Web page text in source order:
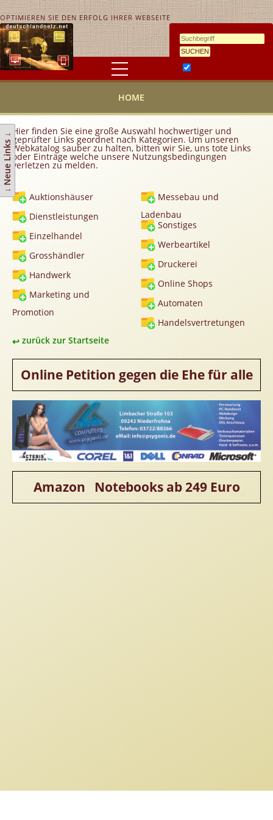
OPTIMIEREN SIE DEN ERFOLG IHRER WEBSEITE
AGB
Link hinzufügen
Eintrag ändern
Newsletter
Werbedienstleistungen
Handy Tarifvergleich
Partner
Homepageerstellung
Webkatalog
Linkaufbau
HOME
Hier finden Sie eine große Auswahl hochwertiger und
geprüfter Links geordnet nach Kategorien. Um unseren
Webkatalog sauber zu halten, bitten wir Sie, uns tote Links
oder Einträge welche unsere Nutzungsbedingungen
verletzen zu melden.
Auktionshäuser
Dienstleistungen
Einzelhandel
Grosshändler
Handwerk
Marketing und
Promotion
Messebau und
Ladenbau
Sonstiges
Werbeartikel
Druckerei
Online Shops
Automaten
Handelsvertretungen
zurück zur Startseite
Online Petition gegen die Ehe für alle
Amazon Notebooks ab 249 Euro
↓ Neue Links ↓